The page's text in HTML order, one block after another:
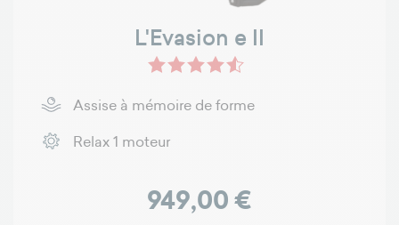
L'Evasion e II
Assise à mémoire de forme
Relax 1 moteur
Prix
949,00 €